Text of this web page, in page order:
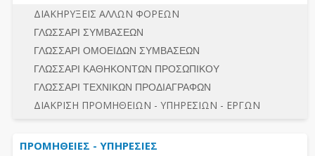
ΔΙΚΑΙΟΥΜΕΝΟΙ ΣΥΜΜΕΤΟΧΗΣ
ΠΡΟΣΦΟΡΕΣ – ΔΙΚΑΙΟΛΟΓΗΤΙΚΑ ΣΥΜΜΕΤΟΧΗΣ
ΔΙΕΞΑΓΩΓΗ ΔΙΑΔΙΚΑΣΙΑΣ
ΕΣΗΔΗΣ – ΚΗΜΔΗΣ
ΠΕΡΙΛΗΨΕΙΣ ΑΠΟΦΑΣΕΩΝ Α.Ε.Π.Π. - Ε.Α.ΔΗ.ΣΥ.
ΣΥΝΟΛΟ
ΔΙΕΞΑΓΩΓΗ ΔΙΑΔΙΚΑΣΙΑΣ
ΔΙΑΔΙΚΑΣΙΕΣ ΑΝΑΘΕΣΗΣ
ΓΕΝΙΚΟΙ ΚΑΝΟΝΕΣ
ΠΡΟΕΤΟΙΜΑΣΙΑ - ΔΗΜΟΣΙΟΤΗΤΑ
ΛΟΓΟΙ ΑΠΟΚΛΕΙΣΜΟΥ-ΔΙΚΑΙΟΥΜΕΝΟΙ ΣΥΜΜΕΤΟΧΗΣ
ΠΡΟΣΦΟΡΕΣ - ΔΙΚΑΙΟΛΟΓΗΤΙΚΑ ΣΥΜΜΕΤΟΧΗΣ
ΔΙΑΚΗΡΥΞΕΙΣ ΑΛΛΩΝ ΦΟΡΕΩΝ
ΓΛΩΣΣΑΡΙ ΣΥΜΒΑΣΕΩΝ
ΓΛΩΣΣΑΡΙ ΟΜΟΕΙΔΩΝ ΣΥΜΒΑΣΕΩΝ
ΓΛΩΣΣΑΡΙ ΚΑΘΗΚΟΝΤΩΝ ΠΡΟΣΩΠΙΚΟΥ
ΓΛΩΣΣΑΡΙ ΤΕΧΝΙΚΩΝ ΠΡΟΔΙΑΓΡΑΦΩΝ
ΔΙΑΚΡΙΣΗ ΠΡΟΜΗΘΕΙΩΝ - ΥΠΗΡΕΣΙΩΝ - ΕΡΓΩΝ
ΠΡΟΜΗΘΕΙΕΣ - ΥΠΗΡΕΣΙΕΣ